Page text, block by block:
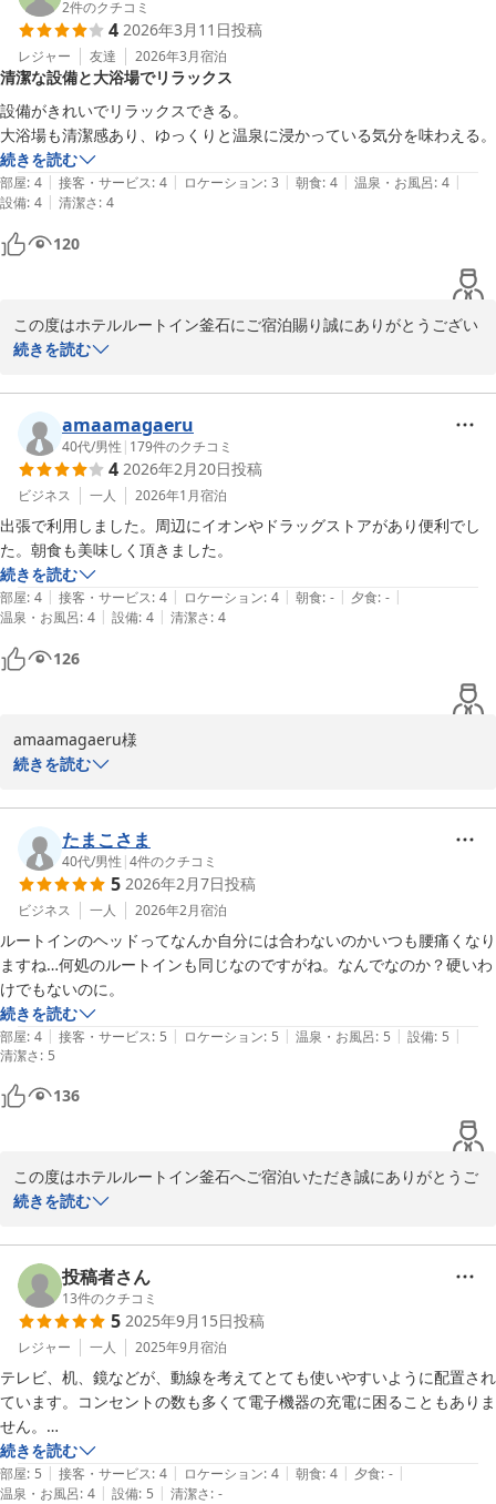
ます。
なお、朝食は季節やイベントに合わせた限定のメニューもご提供し
ておりますので、次回ご宿泊の際はご意見を頂けますと幸甚です。
またのご利用をスタッフ一同心よりお待ちしております。
桜の見頃な季節になりましたが、どうぞお体ご自愛下さいませ。
ホテルルートイン釜石　平山
ホテル ルートイン釜石
2026-04-05
2件のクチコミ
4 2026年3月11日投稿
レジャー 友達 2026年3月宿泊
清潔な設備と大浴場でリラックス
設備がきれいでリラックスできる。
大浴場も清潔感あり、ゆっくりと温泉に浸かっている気分を味わえる。
続きを読む
部屋: 4 | 接客・サービス: 4 | ロケーション: 3 | 朝食: 4 | 温泉・お風呂: 4 |
設備: 4 | 清潔さ: 4
120
この度はホテルルートイン釜石にご宿泊賜り誠にありがとうござい
ます。当ホテルの設備や大浴場の清潔感を評価いただき、「リラッ
大変光栄でございます。お客様に快適にお過ごしいただけたご様子
を伺い、スタッフ一同、心より嬉しく感じております。
お客様からの温かいお言葉は、日々の業務への大きな励みとなりま
す。今後も皆様に心地よい空間とサービスをご提供できるよう、一
層努めて参ります。
またのご利用をスタッフ一同心よりお待ち申し上げております。ホ
テルルートイン釜石　佐々木
ホテル ルートイン釜石
続きを読む
amaamagaeru
40代/男性 | 179件のクチコミ
4 2026年2月20日投稿
ビジネス 一人 2026年1月宿泊
出張で利用しました。周辺にイオンやドラッグストアがあり便利でし
た。朝食も美味しく頂きました。
続きを読む
部屋: 4 | 接客・サービス: 4 | ロケーション: 4 | 朝食: - | 夕食: - |
温泉・お風呂: 4 | 設備: 4 | 清潔さ: 4
126
amaamagaeru様
ざいます。
ご滞在中はご不便無く、またご朝食にご満足いただけたご様子で喜
ばしい限りでございます。
ルートイン釜石ではイベント毎・季節毎に限定のメニューを提供し
ております。
釜石に再訪した際は当館をご利用いただけるよう、サービスの向上
に努めて参ります。
またのご宿泊をスタッフ一同お待ちしております。
ホテルルートイン釜石　フロント　佐々木
ホテル ルートイン釜石
続きを読む
たまこさま
40代/男性 |4件のクチコミ
5 2026年2月7日投稿
ビジネス 一人 2026年2月宿泊
ルートインのヘッドってなんか自分には合わないのかいつも腰痛くなり
ますね…何処のルートインも同じなのですがね。なんでなのか？硬いわ
けでもないのに。
続きを読む
部屋: 4 | 接客・サービス: 5 | ロケーション: 5 | 温泉・お風呂: 5 | 設備: 5 |
清潔さ: 5
136
この度はホテルルートイン釜石へご宿泊いただき誠にありがとうご
ざいます。
寝具の件に関しまして、お体に合わず腰の痛みにつながってしまっ
たとのこと、誠に申し訳ございません。せっかくお休みいただく場
でご不便をおかけし、心よりお詫び申し上げます。
当館では可能な範囲で高さ調整用の追加枕等もご用意・ご案内に努
めております。次回ご利用の機会がございましたら、お気軽にお申
し付けいただければと思います。できる限り調整のお手伝いをいた
します。
いただいたご意見は真摯に受け止め、備品の見直しも含めて快適に
お休みいただける環境づくりに努めてまいります。貴重なご意見を
ありがとうございました。
続きを読む
投稿者さん
13件のクチコミ
5 2025年9月15日投稿
レジャー 一人 2025年9月宿泊
テレビ、机、鏡などが、動線を考えてとても使いやすいように配置され
ています。コンセントの数も多くて電子機器の充電に困ることもありま
せん。
宿泊客はかなり多かったようですが、物音とか話し声とか不思議とほと
んど聞こえてくることなく、ゆっくり休めました。
続きを読む
部屋: 5 | 接客・サービス: 4 | ロケーション: 4 | 朝食: 4 | 夕食: - |
温泉・お風呂: 4 | 設備: 5 | 清潔さ: -